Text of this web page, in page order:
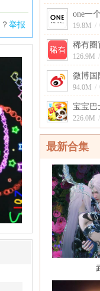
举报
one一
19.8M /
稀有圈
126.9M /
微博国
94.0M /
宝宝巴
226.0M /
最新合集